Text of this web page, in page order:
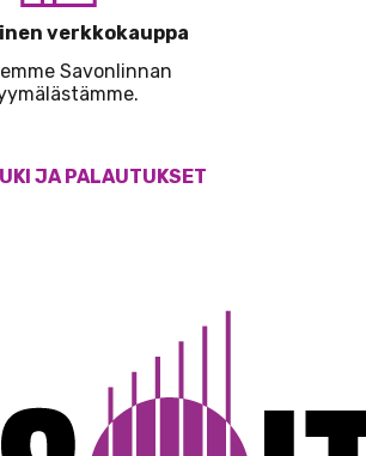
verkkokauppa
Savonlinnan
JA PALAUTUKSET